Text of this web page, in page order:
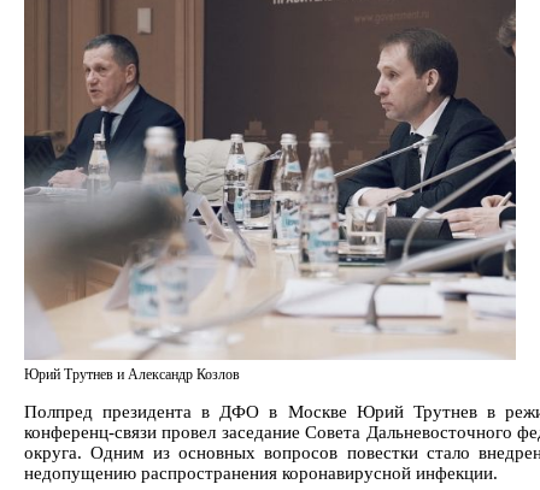
Юрий Трутнев и Александр Козлов
Полпред президента в ДФО в Москве Юрий Трутнев в
конференц-связи провел заседание Совета Дальневосточного
округа. Одним из основных вопросов повестки стало
недопущению распространения коронавирусной инфекции.